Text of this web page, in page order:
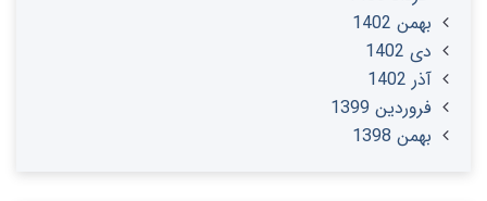
بهمن 1402
دی 1402
آذر 1402
فروردین 1399
بهمن 1398